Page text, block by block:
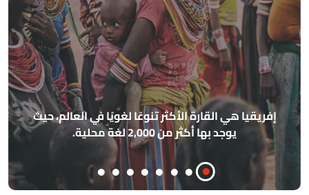
إفريقيا هي القارة الأكثر تنوعًا لغويًا في العالم، حيث
يوجد بها أكثر من 2,000 لغة محلية.